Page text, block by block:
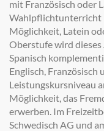
mit Französisch oder
Wahlpflichtunterricht
Möglichkeit, Latein
Oberstufe wird
Spanisch
Englisch,
Leistungskursniveau
Möglichkeit, das
erwerben. Im
Schwedisch AG und